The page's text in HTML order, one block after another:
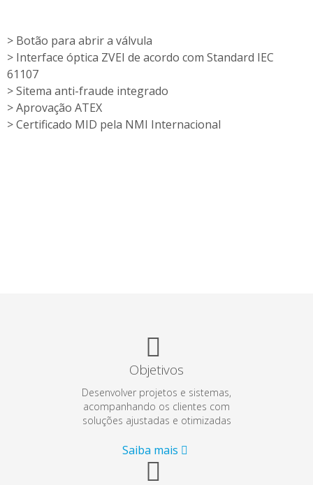
> Botão para abrir a válvula
> Interface óptica ZVEI de acordo com Standard IEC
61107
> Sitema anti-fraude integrado
> Aprovação ATEX
> Certificado MID pela NMI Internacional
Objetivos
Desenvolver projetos e sistemas,
acompanhando os clientes com
soluções ajustadas e otimizadas
Saiba mais